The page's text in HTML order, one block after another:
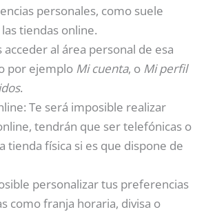
personales, como suele
tiendas online.
acceder al área personal de esa
por ejemplo Mi cuenta, o Mi perfil
.
Te será imposible realizar
tendrán que ser telefónicas o
tienda física si es que dispone de
personalizar tus preferencias
como franja horaria, divisa o